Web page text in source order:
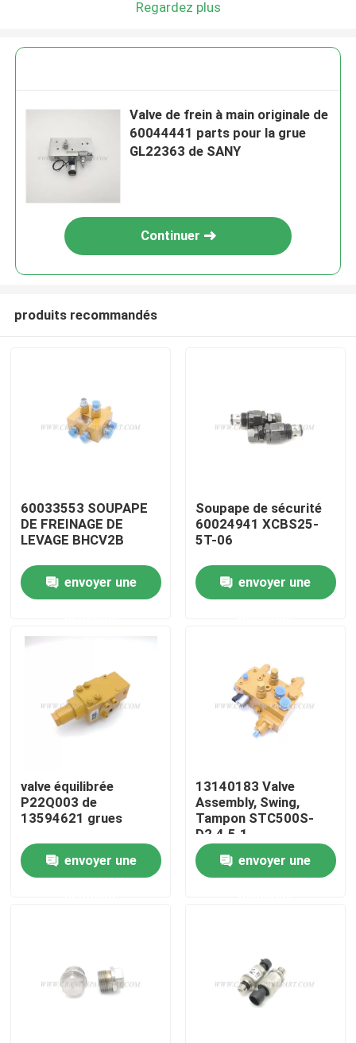
Aperçu
A propos de nous
Visite d'usine
Contrôle de la qualité
Pièces de rechange de grue
Regardez plus
Valve de frein à main originale de
60044441 parts pour la grue
GL22363 de SANY
Continuer
produits recommandés
60033553 SOUPAPE
DE FREINAGE DE
LEVAGE BHCV2B
envoyer une
Soupape de sécurité
60024941 XCBS25-
5T-06
envoyer une
valve équilibrée
P22Q003 de
13594621 grues
envoyer une
13140183 Valve
Assembly, Swing,
Tampon STC500S-
D2.4.5.1
envoyer une